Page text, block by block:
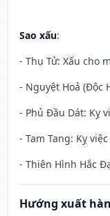
Sao xấu:
- Thụ Tử: Xấu cho
- Nguyệt Hoả (Độc
- Phủ Đầu Dát: Kỵ
- Tam Tang: Kỵ
- Thiên Hình Hắc
Hướng xuất